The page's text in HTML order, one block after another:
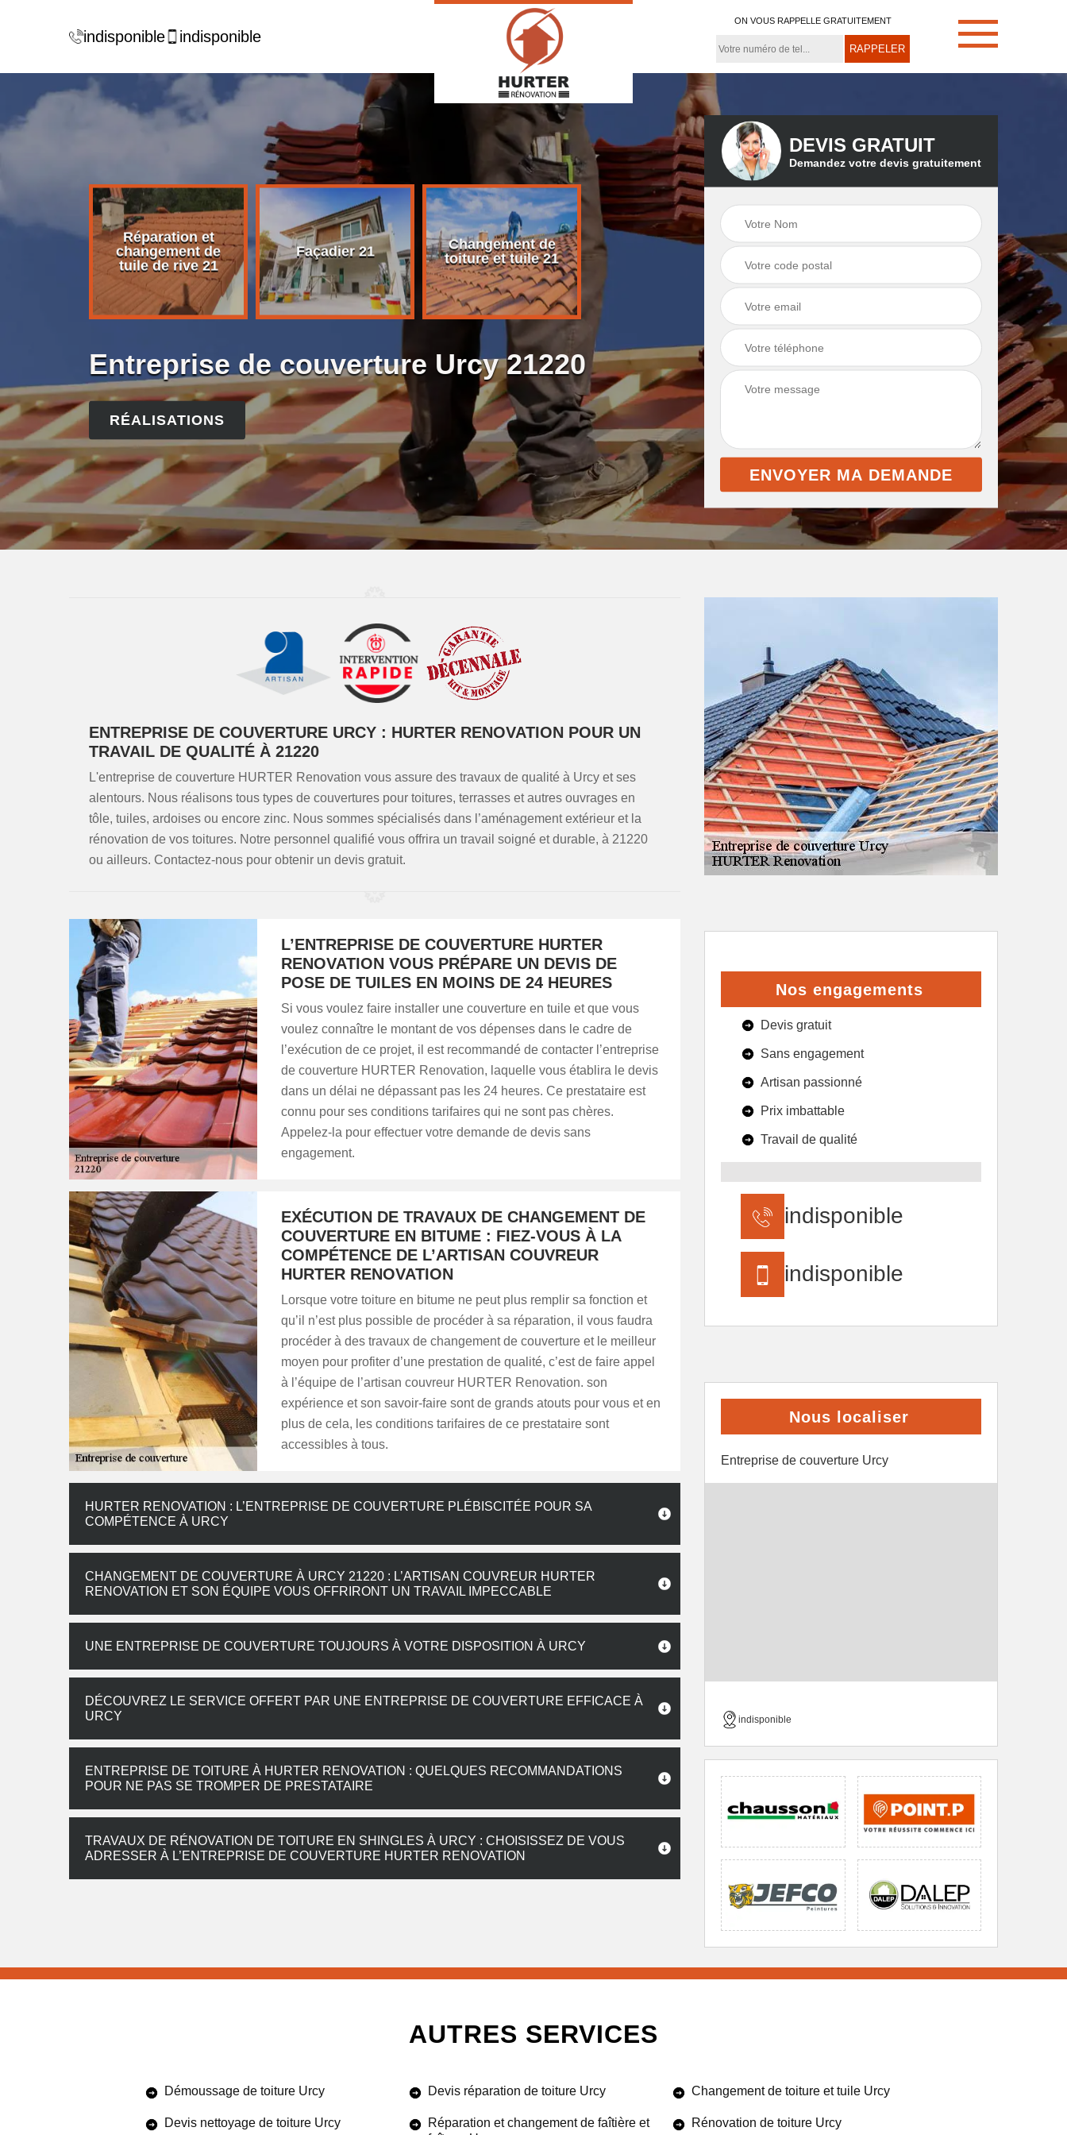
indisponible indisponible
ON VOUS RAPPELLE GRATUITEMENT
Réparation et
changement de
tuile de rive 21
Façadier 21
Changement de
toiture et tuile 21
Rénovation de
Démoussage de
toiture 21
Couvreur zingueur
21
Entreprise de couverture Urcy 21220
RÉALISATIONS
DEVIS GRATUIT
Demandez votre devis gratuitement
ENTREPRISE DE COUVERTURE URCY : HURTER RENOVATION POUR UN
TRAVAIL DE QUALITÉ À 21220
L'entreprise de couverture HURTER Renovation vous assure des travaux de qualité à Urcy et ses
alentours. Nous réalisons tous types de couvertures pour toitures, terrasses et autres ouvrages en
tôle, tuiles, ardoises ou encore zinc. Nous sommes spécialisés dans l’aménagement extérieur et la
rénovation de vos toitures. Notre personnel qualifié vous offrira un travail soigné et durable, à 21220
ou ailleurs. Contactez-nous pour obtenir un devis gratuit.
L’ENTREPRISE DE COUVERTURE HURTER
RENOVATION VOUS PRÉPARE UN DEVIS DE
POSE DE TUILES EN MOINS DE 24 HEURES
Si vous voulez faire installer une couverture en tuile et que vous
voulez connaître le montant de vos dépenses dans le cadre de
l’exécution de ce projet, il est recommandé de contacter l’entreprise
de couverture HURTER Renovation, laquelle vous établira le devis
dans un délai ne dépassant pas les 24 heures. Ce prestataire est
connu pour ses conditions tarifaires qui ne sont pas chères.
Appelez-la pour effectuer votre demande de devis sans
engagement.
EXÉCUTION DE TRAVAUX DE CHANGEMENT DE
COUVERTURE EN BITUME : FIEZ-VOUS À LA
COMPÉTENCE DE L’ARTISAN COUVREUR
HURTER RENOVATION
Lorsque votre toiture en bitume ne peut plus remplir sa fonction et
qu’il n’est plus possible de procéder à sa réparation, il vous faudra
procéder à des travaux de changement de couverture et le meilleur
moyen pour profiter d’une prestation de qualité, c’est de faire appel
à l’équipe de l’artisan couvreur HURTER Renovation. son
expérience et son savoir-faire sont de grands atouts pour vous et en
plus de cela, les conditions tarifaires de ce prestataire sont
accessibles à tous.
HURTER RENOVATION : L’ENTREPRISE DE COUVERTURE PLÉBISCITÉE POUR SA
COMPÉTENCE À URCY
CHANGEMENT DE COUVERTURE À URCY 21220 : L’ARTISAN COUVREUR HURTER
RENOVATION ET SON ÉQUIPE VOUS OFFRIRONT UN TRAVAIL IMPECCABLE
UNE ENTREPRISE DE COUVERTURE TOUJOURS À VOTRE DISPOSITION À URCY
DÉCOUVREZ LE SERVICE OFFERT PAR UNE ENTREPRISE DE COUVERTURE EFFICACE À
URCY
ENTREPRISE DE TOITURE À HURTER RENOVATION : QUELQUES RECOMMANDATIONS
POUR NE PAS SE TROMPER DE PRESTATAIRE
TRAVAUX DE RÉNOVATION DE TOITURE EN SHINGLES À URCY : CHOISISSEZ DE VOUS
ADRESSER À L’ENTREPRISE DE COUVERTURE HURTER RENOVATION
Nos engagements
Devis gratuit
Sans engagement
Artisan passionné
Prix imbattable
Travail de qualité
indisponible
indisponible
Nous localiser
Entreprise de couverture Urcy
indisponible
AUTRES SERVICES
Démoussage de toiture Urcy
Devis nettoyage de toiture Urcy
Devis réparation de toiture Urcy
Réparation et changement de faîtière et
Changement de toiture et tuile Urcy
Rénovation de toiture Urcy